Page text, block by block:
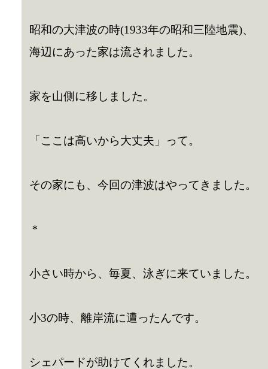
昭和の大津波の時(1933年の昭和三陸地震)、
海辺にあった家は流されました。
家を山側に移しました。
「ここは高いから大丈夫」って。
その家にも、今回の津波はやってきました。
＊
小さい時から、毎夏、泳ぎに来ていました。
小3の時、離岸流に遭ったんです。
シェパードが助けてくれました。